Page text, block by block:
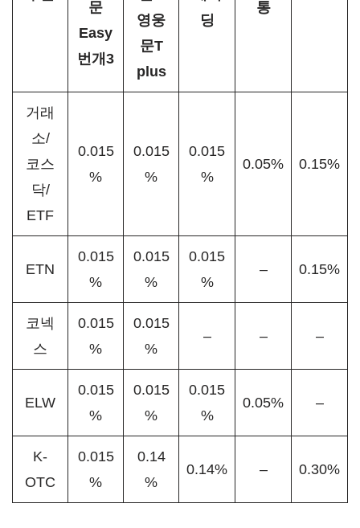
문
Easy
번개3
영웅
문T
plus
딩
통
거래
소/
코스
닥/
ETF
0.015
%
0.015
%
0.015
%
0.05% 0.15%
ETN
0.015
%
0.015
%
0.015
%
– 0.15%
코넥
스
0.015
%
0.015
%
– – –
ELW
0.015
%
0.015
%
0.015
%
0.05% –
K-
OTC
0.015
%
0.14
%
0.14% – 0.30%